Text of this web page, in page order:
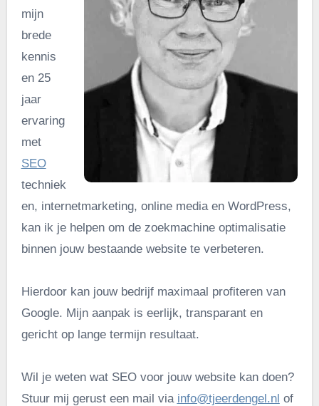
mijn
brede
kennis
en 25
jaar
ervaring
met
SEO
techniek
en, internetmarketing, online media en WordPress,
kan ik je helpen om de zoekmachine optimalisatie
binnen jouw bestaande website te verbeteren.
Hierdoor kan jouw bedrijf maximaal profiteren van
Google. Mijn aanpak is eerlijk, transparant en
gericht op lange termijn resultaat.
Wil je weten wat SEO voor jouw website kan doen?
Stuur mij gerust een mail via info@tjeerdengel.nl of